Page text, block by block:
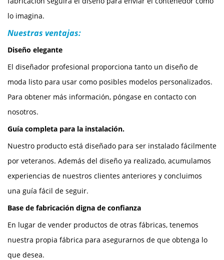
lo imagina.
Nuestras ventajas:
Diseño elegante
El diseñador profesional proporciona tanto un diseño de
moda listo para usar como posibles modelos personalizados.
Para obtener más información, póngase en contacto con
nosotros.
Guía completa para la instalación.
Nuestro producto está diseñado para ser instalado fácilmente
por veteranos. Además del diseño ya realizado, acumulamos
experiencias de nuestros clientes anteriores y concluimos
una guía fácil de seguir.
Base de fabricación digna de confianza
En lugar de vender productos de otras fábricas, tenemos
nuestra propia fábrica para asegurarnos de que obtenga lo
que desea.